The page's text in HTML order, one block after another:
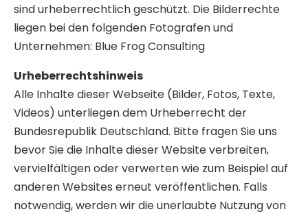
sind urheberrechtlich geschützt. Die Bilderrechte
liegen bei den folgenden Fotografen und
Unternehmen: Blue Frog Consulting
Urheberrechtshinweis
Alle Inhalte dieser Webseite (Bilder, Fotos, Texte,
Videos) unterliegen dem Urheberrecht der
Bundesrepublik Deutschland. Bitte fragen Sie uns
bevor Sie die Inhalte dieser Website verbreiten,
vervielfältigen oder verwerten wie zum Beispiel auf
anderen Websites erneut veröffentlichen. Falls
notwendig, werden wir die unerlaubte Nutzung von